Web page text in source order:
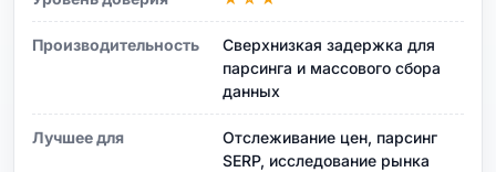
Производительность
Сверхнизкая задержка для
парсинга и массового сбора
данных
Лучшее для
Отслеживание цен, парсинг
SERP, исследование рынка